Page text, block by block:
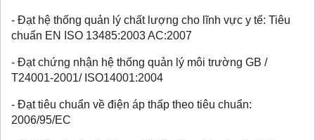
- Đạt hệ thống quản lý chất lượng cho lĩnh vực y tế: Tiêu
chuẩn EN ISO 13485:2003 AC:2007
- Đạt chứng nhận hệ thống quản lý môi trường GB /
T24001-2001/ ISO14001:2004
- Đạt tiêu chuẩn về điện áp thấp theo tiêu chuẩn:
2006/95/EC